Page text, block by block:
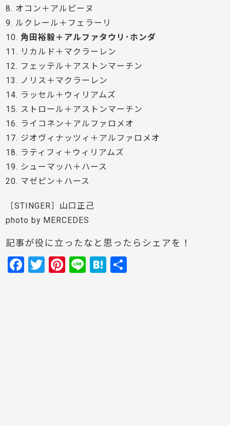
8. オコン＋アルピーヌ
9. ルクレール＋フェラーリ
10. 角田裕毅＋アルファタウリ･ホンダ
11. リカルド＋マクラーレン
12. フェッテル＋アストンマーチン
13. ノリス＋マクラーレン
14. ラッセル＋ウィリアムズ
15. ストロール＋アストンマーチン
16. ライコネン＋アルファロメオ
17. ジオヴィナッツィ＋アルファロメオ
18. ラティフィ＋ウィリアムズ
19. シューマッハ＋ハース
20. マゼピン＋ハース
［STINGER］山口正己
photo by MERCEDES
記事が役に立ったなと思ったらシェアを！
F
T
Pi Li H